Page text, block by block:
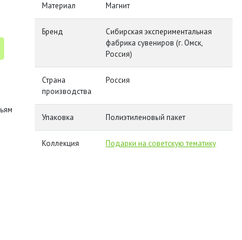
Материал Магнит
Бренд
Сибирская экспериментальная
фабрика сувениров (г. Омск,
Россия)
Страна
производства
Россия
Упаковка Полиэтиленовый пакет
Коллекция Подарки на советскую тематику